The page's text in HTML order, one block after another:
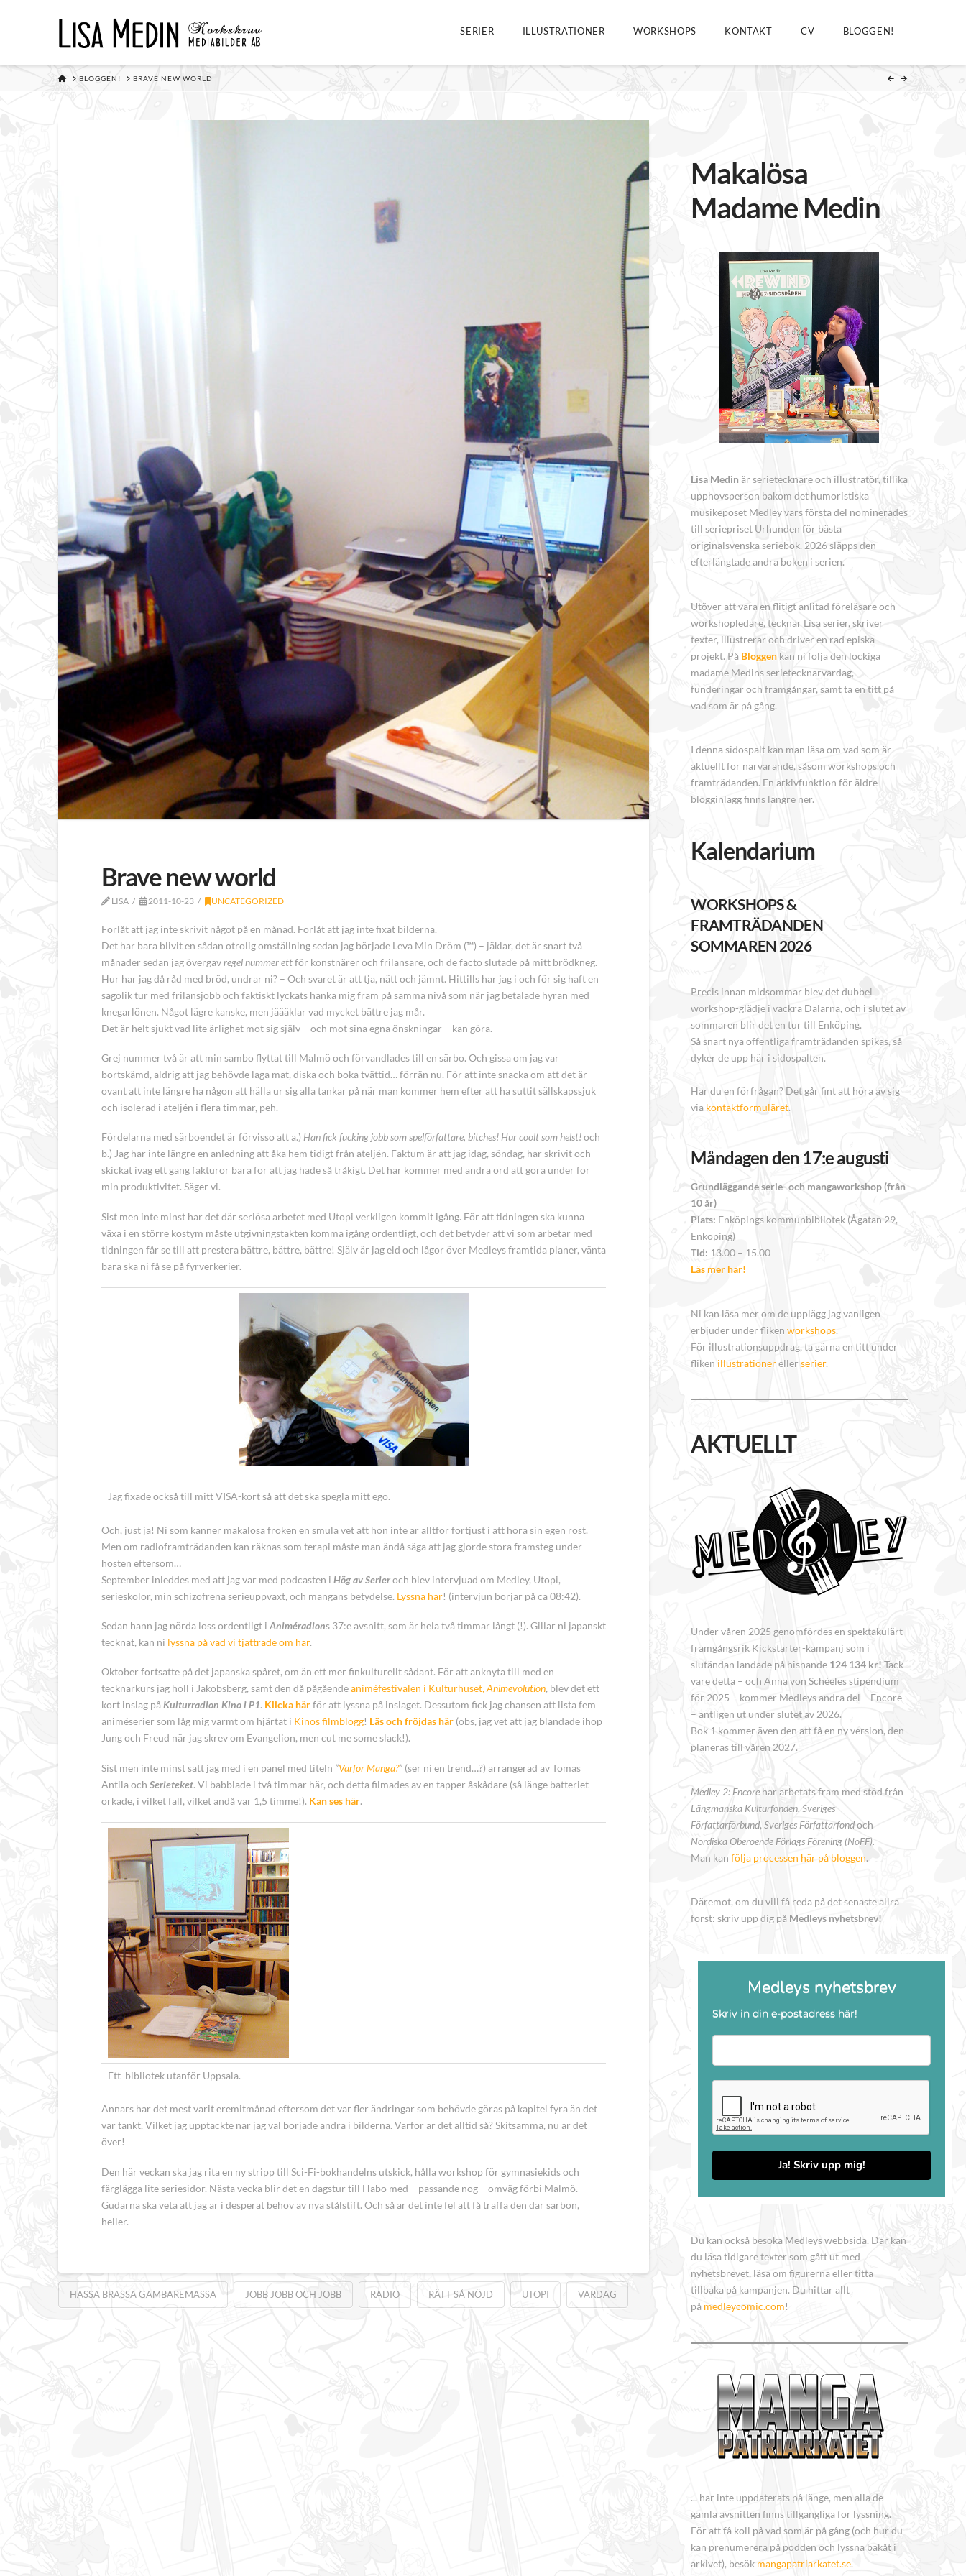
SERIER ILLUSTRATIONER WORKSHOPS KONTAKT CV BLOGGEN!
HOMEBLOGGEN! BRAVE NEW WORLD
Brave new world
LISA 2011-10-23 UNCATEGORIZED
Förlåt att jag inte skrivit något på en månad. Förlåt att jag inte fixat bilderna.
Det har bara blivit en sådan otrolig omställning sedan jag började Leva Min Dröm (™) – jäklar, det är snart två
månader sedan jag övergavregel nummer ettför konstnärer och frilansare, och de facto slutade på mitt brödkneg.
Hur har jag då råd med bröd, undrar ni? – Och svaret är att tja, nätt och jämnt. Hittills har jag i och för sig haft en
sagolik tur med frilansjobb och faktiskt lyckats hanka mig fram på samma nivå som när jag betalade hyran med
knegarlönen. Något lägre kanske, men jäääklar vad mycket bättre jag mår.
Det är helt sjukt vad lite ärlighet mot sig själv – och mot sina egna önskningar – kan göra.
Grej nummer två är att min sambo flyttat till Malmö och förvandlades till en särbo. Och gissa om jag var
bortskämd, aldrig att jag behövde laga mat, diska och boka tvättid… förrän nu. För att inte snacka om att det är
ovant att inte längre ha någon att hälla ur sig alla tankar på när man kommer hem efter att ha suttit sällskapssjuk
och isolerad i ateljén i flera timmar, peh.
Fördelarna med särboendet är förvisso att a.) Han fick fucking jobb som spelförfattare, bitches! Hur coolt som helst!och
b.) Jag har inte längre en anledning att åka hem tidigt från ateljén. Faktum är att jag idag, söndag, har skrivit och
skickat iväg ett gäng fakturor bara för att jag hade så tråkigt. Det här kommer med andra ord att göra under för
min produktivitet. Säger vi.
Sist men inte minst har det där seriösa arbetet med Utopi verkligen kommit igång. För att tidningen ska kunna
växa i en större kostym måste utgivningstakten komma igång ordentligt, och det betyder att vi som arbetar med
tidningen får se till att prestera bättre, bättre, bättre! Själv är jag eld och lågor över Medleys framtida planer, vänta
bara ska ni få se på fyrverkerier.
Jag fixade också till mitt VISA-kort så att det ska spegla mitt ego.
Och, just ja! Ni som känner makalösa fröken en smula vet att hon inte är alltför förtjust i att höra sin egen röst.
Men om radioframträdanden kan räknas som terapi måste man ändå säga att jag gjorde stora framsteg under
hösten eftersom…
September inleddes med att jagvar med podcasten i Hög av Serieroch blev intervjuad om Medley, Utopi,
serieskolor, min schizofrena serieuppväxt, och mängans betydelse. Lyssna här! (intervjun börjar på ca 08:42).
Sedan hann jag nörda loss ordentligt i Animéradions 37:e avsnitt, som är hela två timmar långt (!). Gillar ni japanskt
tecknat, kan ni lyssna på vad vi tjattrade om här.
Oktober fortsatte på det japanska spåret, om än ett mer finkulturellt sådant. För att anknyta till med en
tecknarkurs jag höll i Jakobsberg, samt den då pågåendeaniméfestivalen i Kulturhuset,Animevolution, blev det ett
kort inslag påKulturradion Kino i P1. Klicka härför att lyssna på inslaget. Dessutom fick jag chansen att lista fem
animéserier som låg mig varmt om hjärtat i Kinos filmblogg! Läs och fröjdas här (obs, jag vet att jag blandade ihop
Jung och Freud när jag skrev om Evangelion, men cut me some slack!).
Sist men inte minst satt jag med i en panel med titeln ”Varför Manga?” (ser ni en trend…?) arrangerad av Tomas
Antila och Serieteket. Vi babblade i två timmar här, och detta filmades av en tapper åskådare (så länge batteriet
orkade, i vilket fall, vilket ändå var 1,5 timme!). Kan ses här.
Ett bibliotek utanför Uppsala.
Annars har det mest varit eremitmånad eftersom det var fler ändringar som behövde göras på kapitel fyra än det
var tänkt. Vilket jag upptäckte när jag väl började ändra i bilderna. Varför är det alltid så? Skitsamma, nu är det
över!
Den här veckan ska jag rita en ny stripp till Sci-Fi-bokhandelns utskick, hålla workshop för gymnasiekids och
färglägga lite seriesidor. Nästa vecka blir det en dagstur till Habo med – passande nog – omväg förbi Malmö.
Gudarna ska veta att jag är i desperat behov av nya stålstift. Och så är det inte fel att få träffa den där särbon,
heller.
HASSA BRASSA GAMBAREMASSA JOBB JOBB OCH JOBB RADIO RÄTT SÅ NÖJD UTOPI VARDAG
Makalösa
Madame Medin
Lisa Medin är serietecknare och illustratör, tillika
upphovsperson bakom det humoristiska
musikeposet Medley vars första del nominerades
till seriepriset Urhunden för bästa
originalsvenska seriebok. 2026 släpps den
efterlängtade andra boken i serien.
Utöver att vara en flitigt anlitad föreläsare och
workshopledare, tecknar Lisa serier, skriver
texter, illustrerar och driver en rad episka
projekt. På Bloggen kan ni följa den lockiga
madame Medins serietecknarvardag,
funderingar och framgångar, samt ta en titt på
vad som är på gång.
I denna sidospalt kan man läsa om vad som är
aktuellt för närvarande, såsom workshops och
framträdanden. En arkivfunktion för äldre
blogginlägg finns längre ner.
Kalendarium
WORKSHOPS &
FRAMTRÄDANDEN
SOMMAREN 2026
Precis innan midsommar blev det dubbel
workshop-glädje i vackra Dalarna, och i slutet av
sommaren blir det en tur till Enköping.
Så snart nya offentliga framträdanden spikas, så
dyker de upp här i sidospalten.
Har du en förfrågan? Det går fint att höra av sig
via kontaktformuläret.
Måndagen den 17:e augusti
Grundläggande serie- och mangaworkshop (från
10 år)
Plats: Enköpings kommunbibliotek (Ågatan 29,
Enköping)
Tid: 13.00 – 15.00
Läs mer här!
Ni kan läsa mer om de upplägg jag vanligen
erbjuder under flikenworkshops.
För illustrationsuppdrag, ta gärna en titt under
fliken illustrationerellerserier.
AKTUELLT
Under våren 2025 genomfördes en spektakulärt
framgångsrik Kickstarter-kampanj som i
slutändan landade på hisnande 124 134 kr! Tack
vare detta – och Anna von Schéeles stipendium
för 2025 – kommer Medleys andra del – Encore
– äntligen ut under slutet av 2026.
Bok 1 kommer även den att få en ny version, den
planeras till våren 2027.
Medley 2: Encore har arbetats fram med stöd från
Längmanska Kulturfonden, Sveriges
Författarförbund,Sveriges Författarfondoch
Nordiska Oberoende Förlags Förening (NoFF).
Man kanfölja processen här på bloggen.
Däremot, om du vill få reda på det senaste allra
först: skriv upp dig på Medleys nyhetsbrev!
Medleys nyhetsbrev
Skriv in din e-postadress här!
Ja! Skriv upp mig!
Du kan också besöka Medleys webbsida. Där kan
du läsa tidigare texter som gått ut med
nyhetsbrevet, läsa om figurerna eller titta
tillbaka på kampanjen. Du hittar allt
på medleycomic.com!
... har inte uppdaterats på länge, men alla de
gamla avsnitten finns tillgängliga för lyssning.
För att få koll på vad som är på gång (och hur du
kan prenumerera på podden och lyssna bakåt i
arkivet), besök mangapatriarkatet.se.